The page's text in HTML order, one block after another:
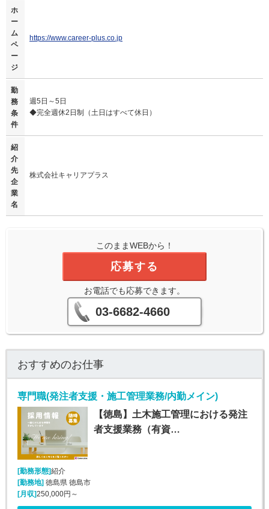
ホ
ー
ム
ペ
ー
ジ
https://www.career-plus.co.jp
勤
務
条
件
週5日～5日
◆完全週休2日制（土日はすべて休日）
紹
介
先
企
業
名
株式会社キャリアプラス
このままWEBから！
応募する
お電話でも応募できます。
03-6682-4660
おすすめのお仕事
専門職(発注者支援・施工管理業務/内勤メイン)
【徳島】土木施工管理における発注
者支援業務（有資…
[勤務形態]紹介
[勤務地]徳島県 徳島市
[月収]250,000円～